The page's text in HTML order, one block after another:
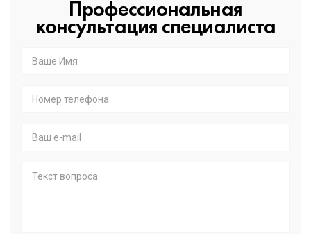
Профессиональная
консультация специалиста
Имя
телефона
mail